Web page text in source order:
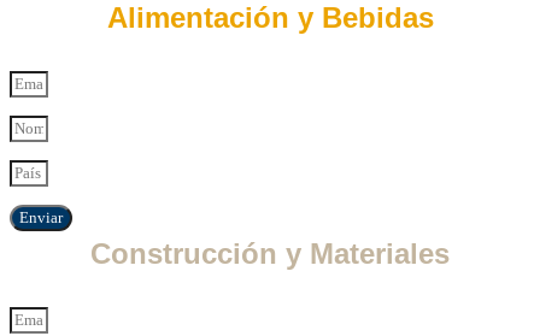
Alimentación y Bebidas
Enviar
Construcción y Materiales